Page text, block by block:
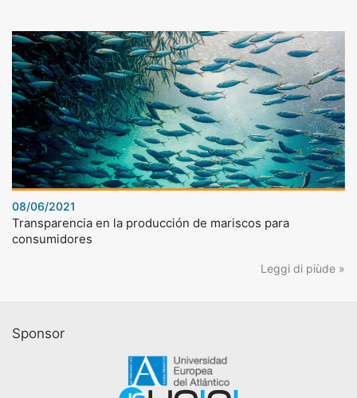
08/06/2021
Transparencia en la producción de mariscos para
consumidores
Leggi di piùde »
Sponsor